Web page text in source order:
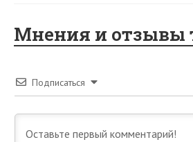
Мнения и отзывы
Подписаться